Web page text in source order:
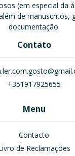
(em especial da
de manuscritos,
documentação.
Contato
+351917925655
Menu
Contacto
de Reclamações